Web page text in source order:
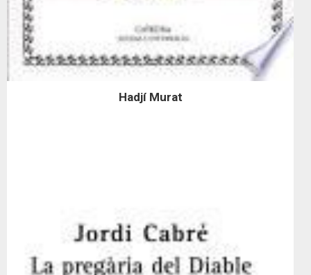
Hadjí Murat